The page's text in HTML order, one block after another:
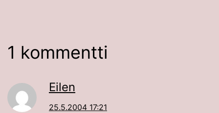
1 kommentti
Eilen
25.5.2004 17:21